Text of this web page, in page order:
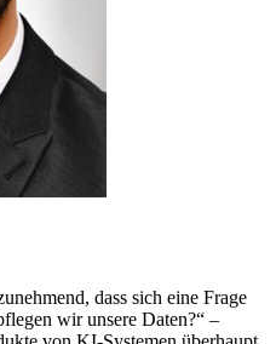
dass sich eine Frage
wir unsere Daten?“ –